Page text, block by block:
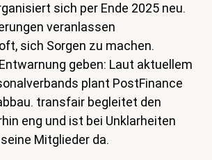
Rechte
sich per Ende 2025 neu.
veranlassen
sich Sorgen zu machen.
geben: Laut aktuellem
plant PostFinance
transfair begleitet den
eng und ist bei Unklarheiten
Mitglieder da.